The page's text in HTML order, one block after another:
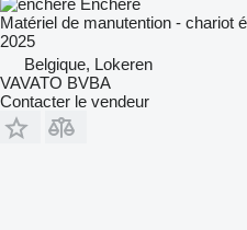
Matériel de manutention - chariot
2025
Belgique, Lokeren
VAVATO BVBA
Contacter le vendeur